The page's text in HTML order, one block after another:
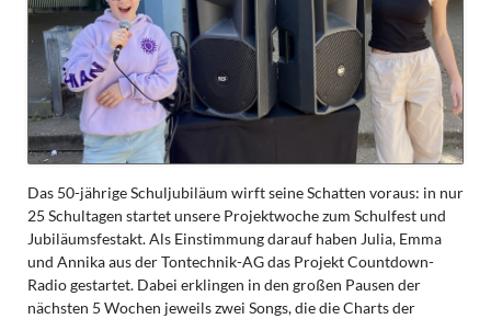
Das 50-jährige Schuljubiläum wirft seine Schatten voraus: in nur
25 Schultagen startet unsere Projektwoche zum Schulfest und
Jubiläumsfestakt. Als Einstimmung darauf haben Julia, Emma
und Annika aus der Tontechnik-AG das Projekt Countdown-
Radio gestartet. Dabei erklingen in den großen Pausen der
nächsten 5 Wochen jeweils zwei Songs, die die Charts der